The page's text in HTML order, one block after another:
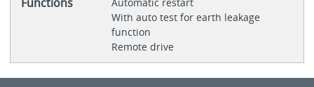
With auto test for earth leakage
function
Remote drive